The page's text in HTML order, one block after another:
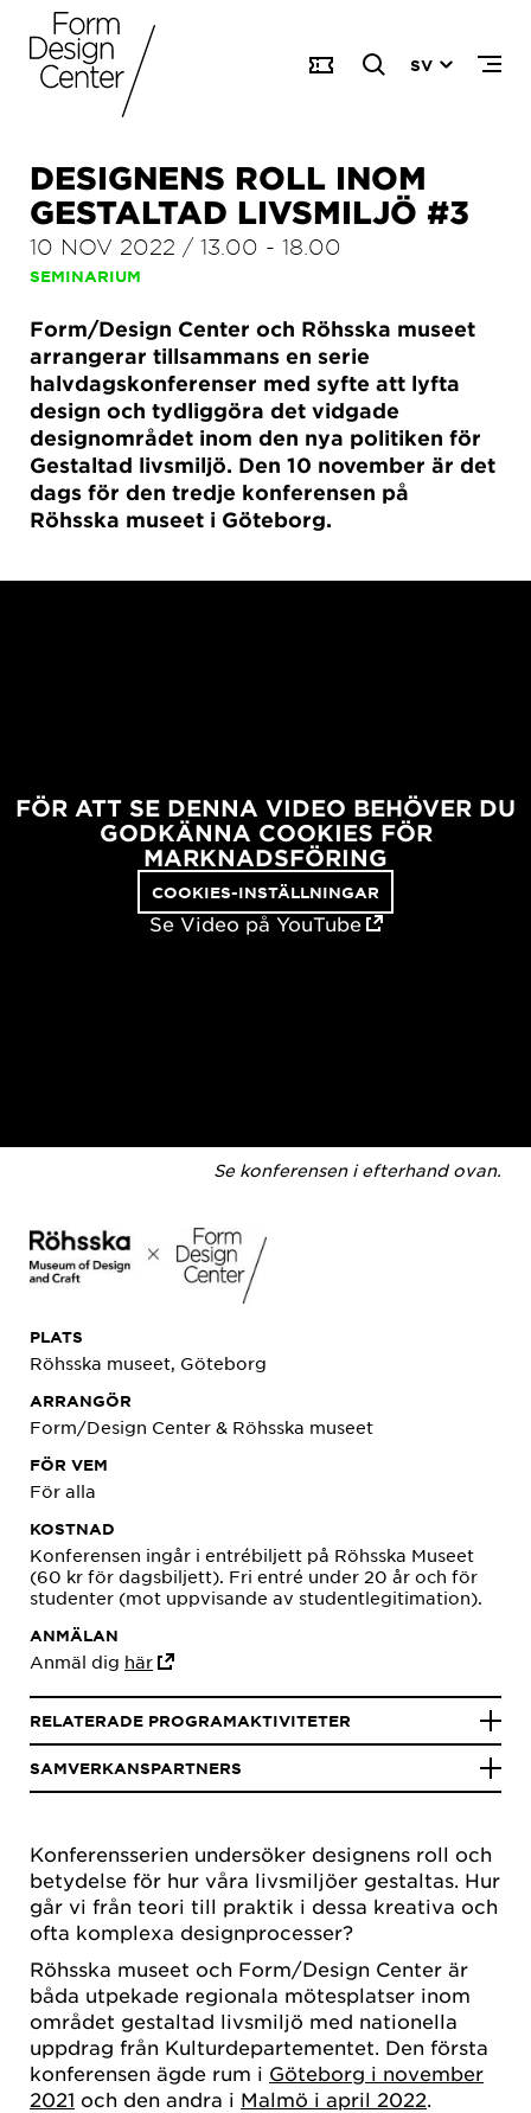
SV
DESIGNENS ROLL INOM
GESTALTAD LIVSMILJÖ #3
10 NOV 2022 / 13.00 - 18.00
SEMINARIUM
Form/Design Center och Röhsska museet
arrangerar tillsammans en serie
halvdagskonferenser med syfte att lyfta
design och tydliggöra det vidgade
designområdet inom den nya politiken för
Gestaltad livsmiljö. Den 10 november är det
dags för den tredje konferensen på
Röhsska museet i Göteborg.
FÖR ATT SE DENNA VIDEO BEHÖVER DU
GODKÄNNA COOKIES FÖR
MARKNADSFÖRING
COOKIES-INSTÄLLNINGAR
Se Video på YouTube
Se konferensen i efterhand ovan.
Konferensserien undersöker designens roll och
betydelse för hur våra livsmiljöer gestaltas. Hur
går vi från teori till praktik i dessa kreativa och
ofta komplexa designprocesser?
Röhsska museet och Form/Design Center är
båda utpekade regionala mötesplatser inom
området gestaltad livsmiljö med nationella
uppdrag från Kulturdepartementet. Den första
konferensen ägde rum i Göteborg i november
2021 och den andra i Malmö i april 2022.
PLATS
Röhsska museet, Göteborg
ARRANGÖR
Form/Design Center & Röhsska museet
FÖR VEM
För alla
KOSTNAD
Konferensen ingår i entrébiljett på Röhsska Museet
(60 kr för dagsbiljett). Fri entré under 20 år och för
studenter (mot uppvisande av studentlegitimation).
ANMÄLAN
Anmäl dig här
RELATERADE PROGRAMAKTIVITETER
SAMVERKANSPARTNERS